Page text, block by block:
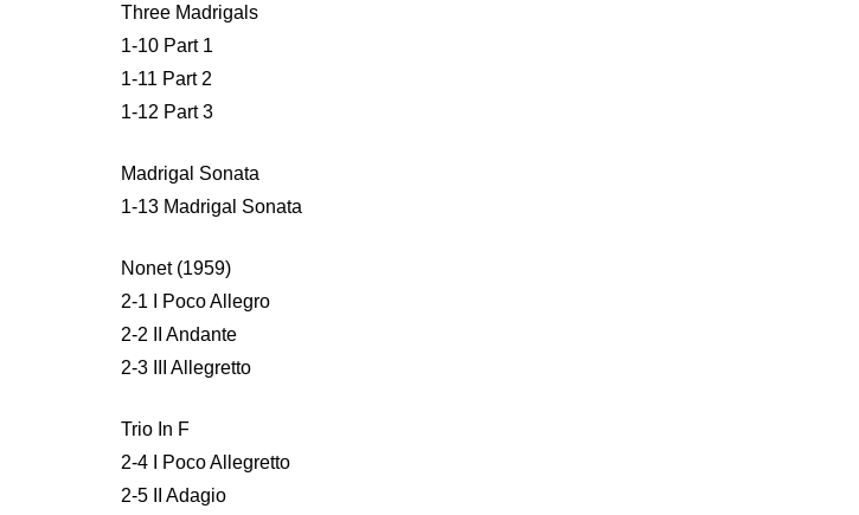
Three Madrigals
1-10 Part 1
1-11 Part 2
1-12 Part 3
Madrigal Sonata
1-13 Madrigal Sonata
Nonet (1959)
2-1 I Poco Allegro
2-2 II Andante
2-3 III Allegretto
Trio In F
2-4 I Poco Allegretto
2-5 II Adagio